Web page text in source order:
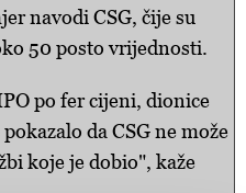
navodi CSG, čije su
50 posto vrijednosti.
po fer cijeni, dionice
da CSG ne može
koje je dobio", kaže